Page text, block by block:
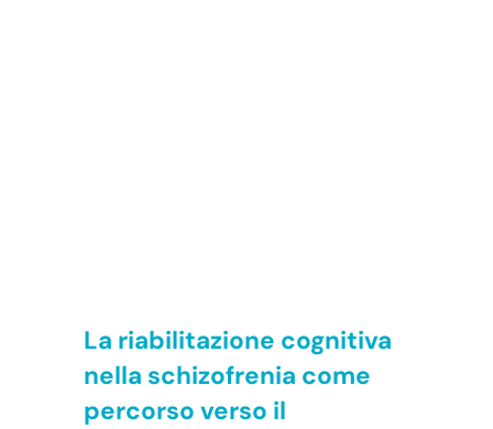
La riabilitazione cognitiva
nella schizofrenia come
percorso verso il